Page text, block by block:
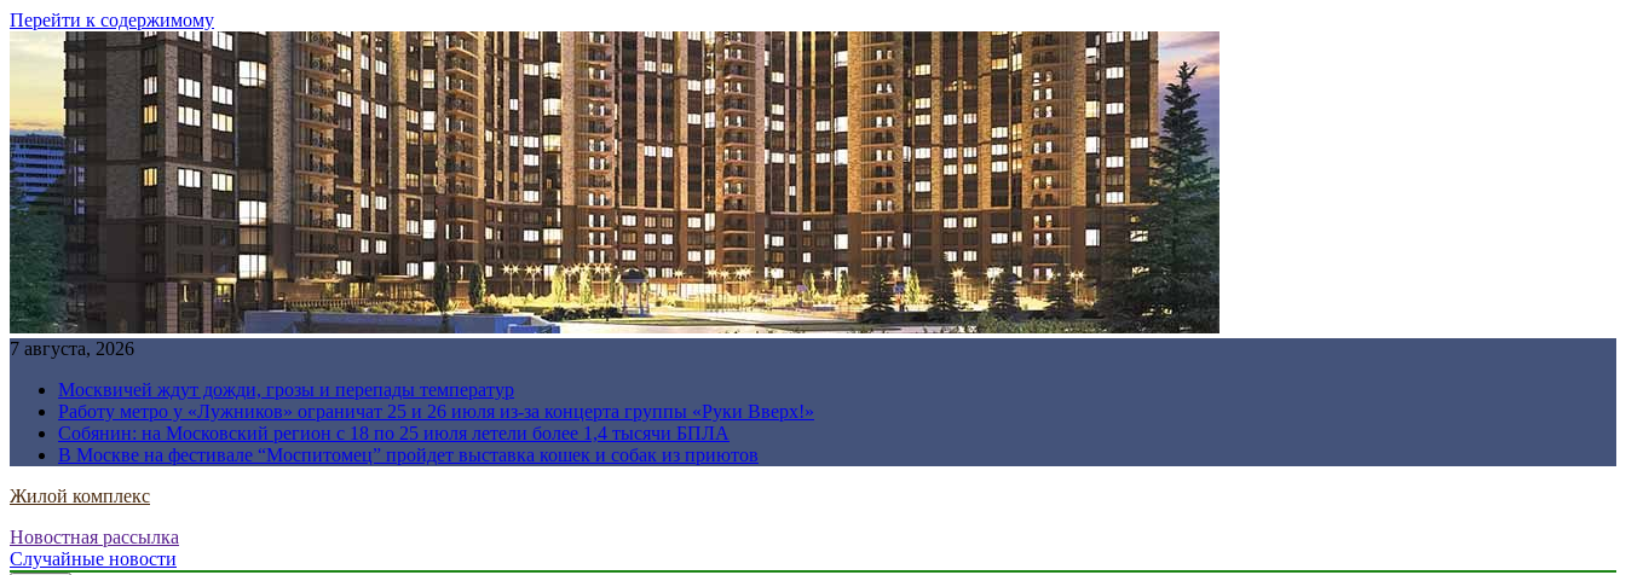
Перейти к содержимому
7 августа, 2026
Москвичей ждут дожди, грозы и перепады температур
Работу метро у «Лужников» ограничат 25 и 26 июля из-за концерта группы «Руки Вверх!»
Собянин: на Московский регион с 18 по 25 июля летели более 1,4 тысячи БПЛА
В Москве на фестивале “Моспитомец” пройдет выставка кошек и собак из приютов
Жилой комплекс
Новостная рассылка
Случайные новости